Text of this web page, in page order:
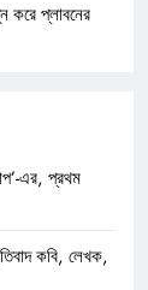
করে প্লাবনের
এর, প্রথম
কবি, লেখক,